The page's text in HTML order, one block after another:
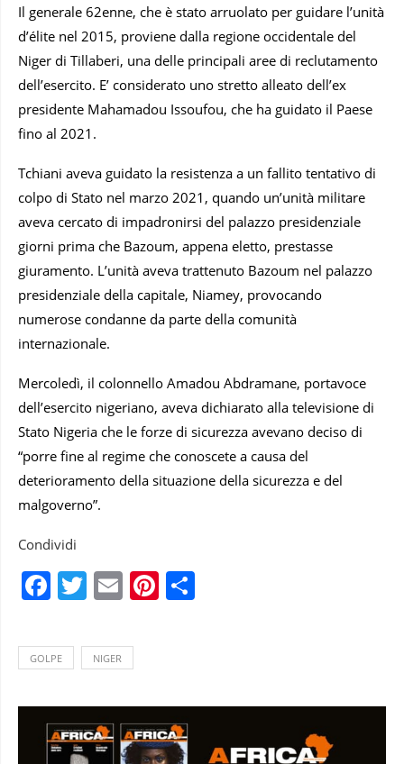
Il generale 62enne, che è stato arruolato per guidare l’unità
d’élite nel 2015, proviene dalla regione occidentale del
Niger di Tillaberi, una delle principali aree di reclutamento
dell’esercito. E’ considerato uno stretto alleato dell’ex
presidente Mahamadou Issoufou, che ha guidato il Paese
fino al 2021.
Tchiani aveva guidato la resistenza a un fallito tentativo di
colpo di Stato nel marzo 2021, quando un’unità militare
aveva cercato di impadronirsi del palazzo presidenziale
giorni prima che Bazoum, appena eletto, prestasse
giuramento. L’unità aveva trattenuto Bazoum nel palazzo
presidenziale della capitale, Niamey, provocando
numerose condanne da parte della comunità
internazionale.
Mercoledì, il colonnello Amadou Abdramane, portavoce
dell’esercito nigeriano, aveva dichiarato alla televisione di
Stato Nigeria che le forze di sicurezza avevano deciso di
“porre fine al regime che conoscete a causa del
deterioramento della situazione della sicurezza e del
malgoverno”.
Condividi
Facebook
Twitter
EmailPinterest
GOLPE NIGER